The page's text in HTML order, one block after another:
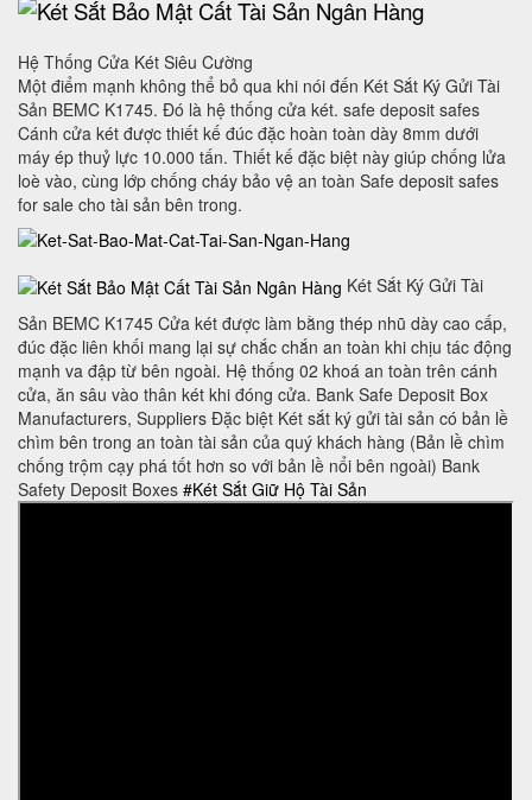
Hệ Thống Cửa Két Siêu Cường
Một điểm mạnh không thể bỏ qua khi nói đến Két Sắt Ký Gửi Tài
Sản BEMC K1745. Đó là hệ thống cửa két. safe deposit safes
Cánh cửa két được thiết kế đúc đặc hoàn toàn dày 8mm dưới
máy ép thuỷ lực 10.000 tấn. Thiết kế đặc biệt này giúp chống lửa
loè vào, cùng lớp chống cháy bảo vệ an toàn Safe deposit safes
for sale cho tài sản bên trong.
Két Sắt Ký Gửi Tài
Sản BEMC K1745 Cửa két được làm bằng thép nhũ dày cao cấp,
đúc đặc liên khối mang lại sự chắc chắn an toàn khi chịu tác động
mạnh va đập từ bên ngoài. Hệ thống 02 khoá an toàn trên cánh
cửa, ăn sâu vào thân két khi đóng cửa. Bank Safe Deposit Box
Manufacturers, Suppliers Đặc biệt Két sắt ký gửi tài sản có bản lề
chìm bên trong an toàn tài sản của quý khách hàng (Bản lề chìm
chống trộm cạy phá tốt hơn so với bản lề nổi bên ngoài) Bank
Safety Deposit Boxes #Két Sắt Giữ Hộ Tài Sản